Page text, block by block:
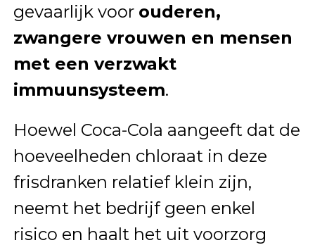
gevaarlijk voor ouderen,
zwangere vrouwen en mensen
met een verzwakt
immuunsysteem.
Hoewel Coca-Cola aangeeft dat de
hoeveelheden chloraat in deze
frisdranken relatief klein zijn,
neemt het bedrijf geen enkel
risico en haalt het uit voorzorg